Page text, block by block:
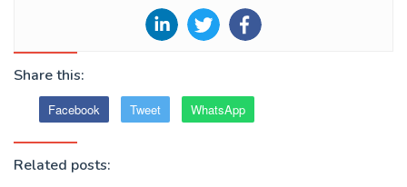
Share this:
Facebook Tweet WhatsApp
Related posts: